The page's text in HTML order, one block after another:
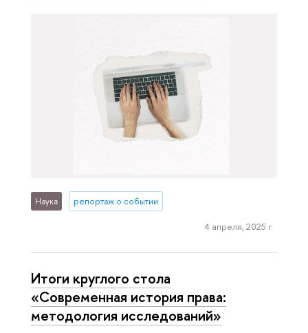
Наука репортаж о событии
4 апреля, 2025 г.
Итоги круглого стола
«Современная история права:
методология исследований»